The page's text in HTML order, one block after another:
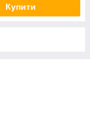
Купити